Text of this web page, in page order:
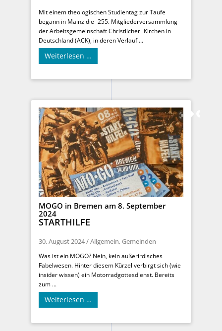
Mit einem theologischen Studientag zur Taufe
begann in Mainz die 255. Mitgliederversammlung
der Arbeitsgemeinschaft Christlicher Kirchen in
Deutschland (ACK), in deren Verlauf ...
Weiterlesen …
MOGO in Bremen am 8. September
2024
STARTHILFE
30. August 2024/Allgemein, Gemeinden
Was ist ein MOGO? Nein, kein außerirdisches
Fabelwesen. Hinter diesem Kürzel verbirgt sich (wie
insider wissen) ein Motorradgottesdienst. Bereits
zum ...
Weiterlesen …